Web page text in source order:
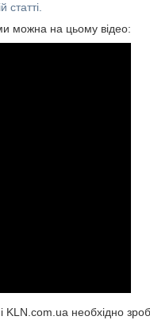
статті.
можна на цьому відео:
необхідно